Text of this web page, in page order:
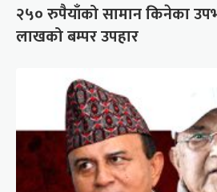
२५० रुपैयाँको सामान किनेका
लाखको बम्पर उपहार